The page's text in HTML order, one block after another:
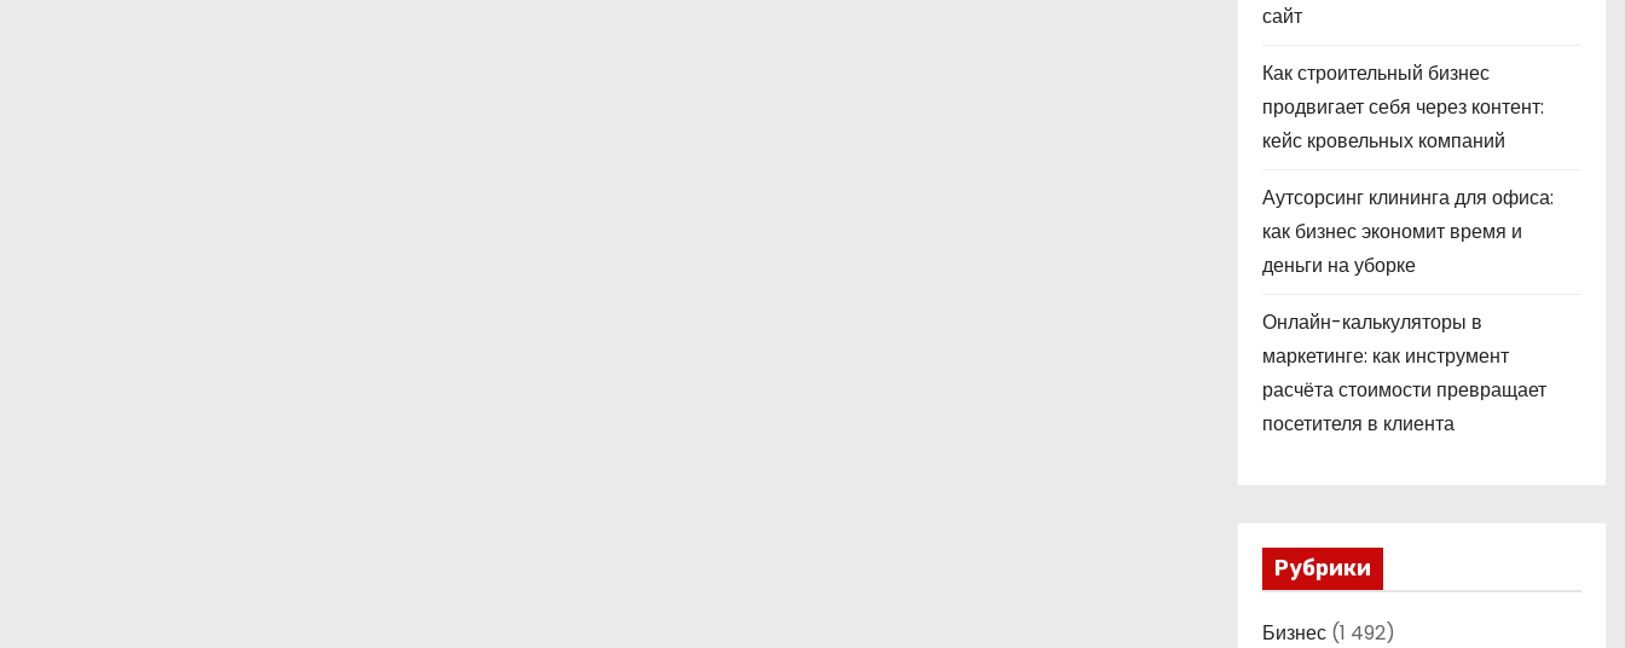
сайт
Как строительный бизнес
продвигает себя через контент:
кейс кровельных компаний
Аутсорсинг клининга для офиса:
как бизнес экономит время и
деньги на уборке
Онлайн-калькуляторы в
маркетинге: как инструмент
расчёта стоимости превращает
посетителя в клиента
Рубрики
Бизнес (1 492)